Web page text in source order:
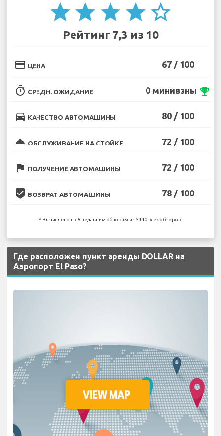
star star star star star_border
Рейтинг 7,3 из 10
credit_card ЦЕНА 67 / 100
timer СРЕДН. ОЖИДАНИЕ 0 минивэны emoji_events
directions_car КАЧЕСТВО АВТОМАШИНЫ 80 / 100
room_service ОБСЛУЖИВАНИЕ НА СТОЙКЕ 72 / 100
flag ПОЛУЧЕНИЕ АВТОМАШИНЫ 72 / 100
beenhere ВОЗВРАТ АВТОМАШИНЫ 78 / 100
* Вычислено по 8 недавним обзорам из 5440 всех обзоров.
Где расположен пункт аренды DOLLAR на
Аэропорт El Paso?